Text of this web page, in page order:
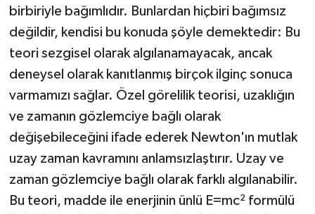
birbiriyle bağımlıdır. Bunlardan hiçbiri bağımsız
değildir, kendisi bu konuda şöyle demektedir: Bu
teori sezgisel olarak algılanamayacak, ancak
deneysel olarak kanıtlanmış birçok ilginç sonuca
varmamızı sağlar. Özel görelilik teorisi, uzaklığın
ve zamanın gözlemciye bağlı olarak
değişebileceğini ifade ederek Newton'ın mutlak
uzay zaman kavramını anlamsızlaştırır. Uzay ve
zaman gözlemciye bağlı olarak farklı algılanabilir.
Bu teori, madde ile enerjinin ünlü E=mc² formülü